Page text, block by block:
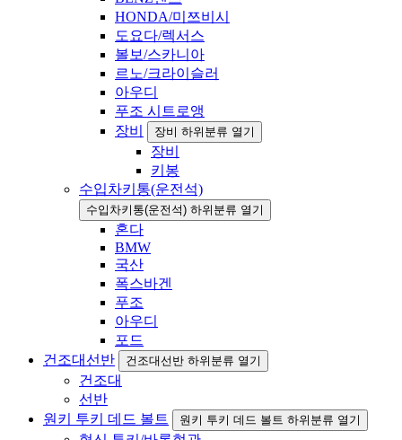
HONDA/미쯔비시
도요다/렉서스
볼보/스카니아
르노/크라이슬러
아우디
푸조 시트로앵
장비
장비 하위분류 열기
장비
키봉
수입차키통(운전석)
수입차키통(운전석) 하위분류 열기
혼다
BMW
국산
폭스바겐
푸조
아우디
포드
건조대선반
건조대선반 하위분류 열기
건조대
선반
원키 투키 데드 볼트
원키 투키 데드 볼트 하위분류 열기